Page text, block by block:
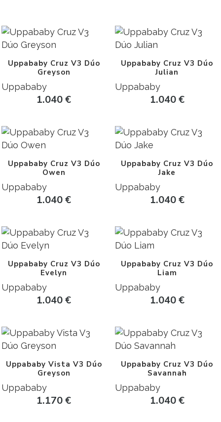
Uppababy Cruz V3 Dúo
Greyson
Uppababy
1.040€
Uppababy Cruz V3 Dúo
Julian
Uppababy
1.040€
Uppababy Cruz V3 Dúo
Owen
Uppababy
1.040€
Uppababy Cruz V3 Dúo
Jake
Uppababy
1.040€
Uppababy Cruz V3 Dúo
Evelyn
Uppababy
1.040€
Uppababy Cruz V3 Dúo
Liam
Uppababy
1.040€
Uppababy Vista V3 Dúo
Greyson
Uppababy
1.170€
Uppababy Cruz V3 Dúo
Savannah
Uppababy
1.040€